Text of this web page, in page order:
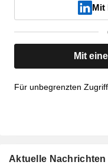
Mit
Mit
Für unbegrenzten Zugriff,
Aktuelle Nachrichten